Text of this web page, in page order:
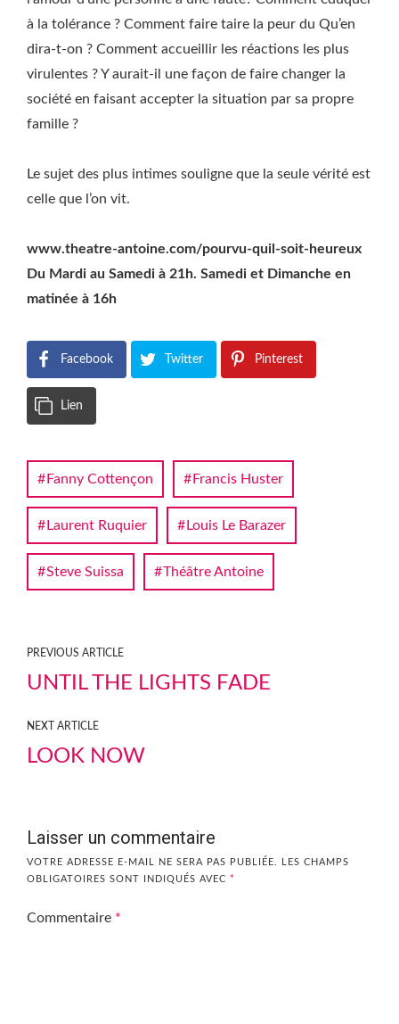
à la tolérance ? Comment faire taire la peur du Qu’en
dira-t-on ? Comment accueillir les réactions les plus
virulentes ? Y aurait-il une façon de faire changer la
société en faisant accepter la situation par sa propre
famille ?
Le sujet des plus intimes souligne que la seule vérité est
celle que l’on vit.
www.theatre-antoine.com/pourvu-quil-soit-heureux
Du Mardi au Samedi à 21h. Samedi et Dimanche en
matinée à 16h
Facebook Twitter Pinterest
Lien
Fanny Cottençon Francis Huster
Laurent Ruquier Louis Le Barazer
Steve Suissa Théâtre Antoine
PREVIOUS ARTICLE
UNTIL THE LIGHTS FADE
NEXT ARTICLE
LOOK NOW
Laisser un commentaire
VOTRE ADRESSE E-MAIL NE SERA PAS PUBLIÉE.
LES CHAMPS
OBLIGATOIRES SONT INDIQUÉS AVEC *
Commentaire *